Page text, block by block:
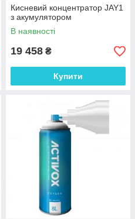
Кисневий концентратор JAY1
з акумулятором
В наявності
19 458 ₴
Купити